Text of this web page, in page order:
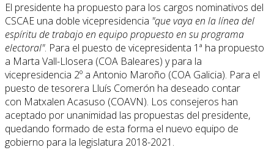
El presidente ha propuesto para los cargos nominativos del
CSCAE una doble vicepresidencia "que vaya en la línea del
espíritu de trabajo en equipo propuesto en su programa
electoral". Para el puesto de vicepresidenta 1ª ha propuesto
a Marta Vall-Llosera (COA Baleares) y para la
vicepresidencia 2º a Antonio Maroño (COA Galicia). Para el
puesto de tesorera Lluís Comerón ha deseado contar
con Matxalen Acasuso (COAVN). Los consejeros han
aceptado por unanimidad las propuestas del presidente,
quedando formado de esta forma el nuevo equipo de
gobierno para la legislatura 2018-2021.